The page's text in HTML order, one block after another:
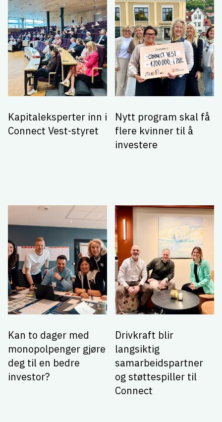
Kapitaleksperter inn i
Connect Vest-styret
Nytt program skal få
flere kvinner til å
investere
Kan to dager med
monopolpenger gjøre
deg til en bedre
investor?
Drivkraft blir
langsiktig
samarbeidspartner
og støttespiller til
Connect